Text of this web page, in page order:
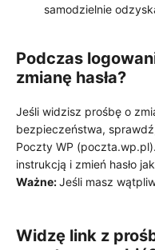
samodzielnie
Podczas
zmianę hasła?
Jeśli widzisz prośbę o
bezpieczeństwa,
Poczty WP
instrukcją i zmień hasło
Ważne:Jeśli masz
Widzę link z